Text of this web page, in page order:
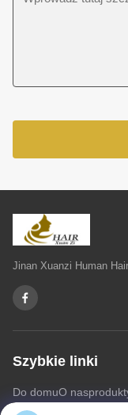
Jinan Xuanzi Human
Szybkie linki
Do domuO nas
Sitemap